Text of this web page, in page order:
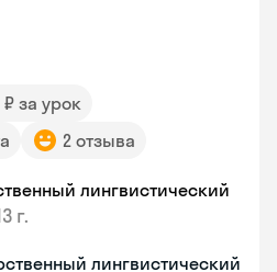
₽ за урок
2 отзыва
лингвистический
г.
лингвистический